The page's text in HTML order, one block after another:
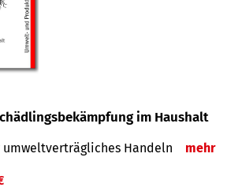
im Haushalt
Han­deln mehr